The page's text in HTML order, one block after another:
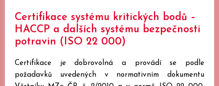
Certifikace systému kritických bodů –
HACCP a dalších systému bezpečnosti
potravin (ISO 22 000)
Certifikace je dobrovolná a provádí se podle
požadavků uvedených v normativním dokumentu